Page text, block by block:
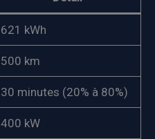
621 kWh
500 km
30 minutes (20% à 80%)
400 kW